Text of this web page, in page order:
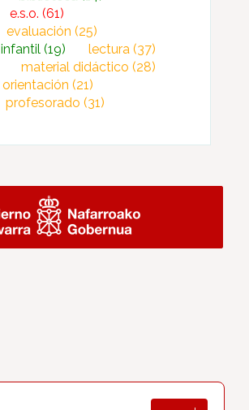
e.s.o.(61)
evaluación(25)
infantil(19) lectura(37)
material didáctico(28)
orientación(21)
profesorado(31)